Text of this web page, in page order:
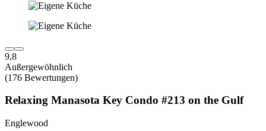
9,8
Außergewöhnlich
(176 Bewertungen)
Relaxing Manasota Key Condo #213 on the Gulf
Englewood